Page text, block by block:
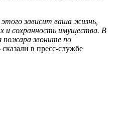
зависит ваша жизнь,
и сохранность имущества. В
пожара звоните по
сказали в пресс-службе